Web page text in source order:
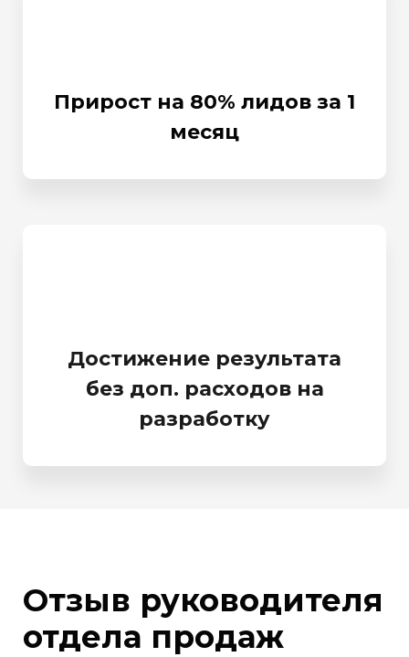
Прирост на 80% лидов за 1
месяц
Достижение результата
без доп. расходов на
разработку
Отзыв руководителя
отдела продаж